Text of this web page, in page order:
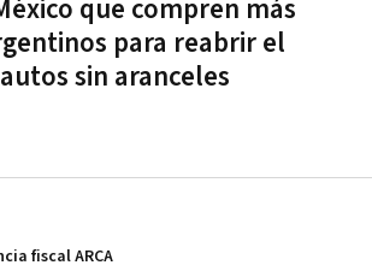
que compren más
para reabrir el
sin aranceles
fiscal ARCA